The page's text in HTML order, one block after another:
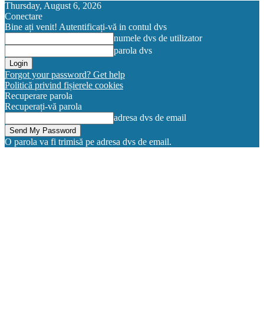
Thursday, August 6, 2026
Conectare
Bine ați venit! Autentificați-vă in contul dvs
numele dvs de utilizator
parola dvs
Forgot your password? Get help
Politică privind fișierele cookies
Recuperare parola
Recuperați-vă parola
adresa dvs de email
O parola va fi trimisă pe adresa dvs de email.